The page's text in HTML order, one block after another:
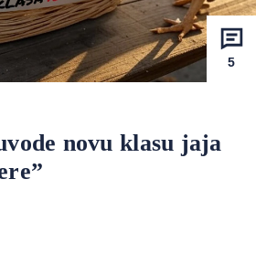
5
novu klasu jaja